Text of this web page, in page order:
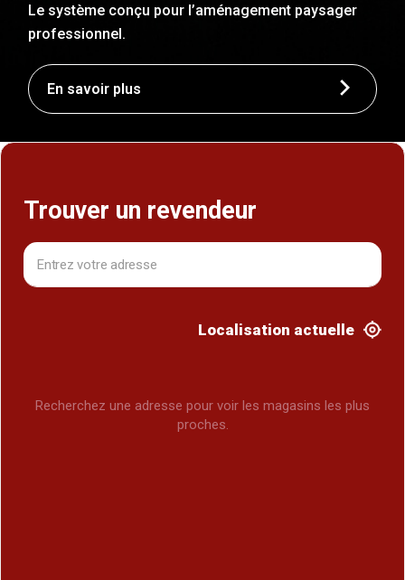
Le système conçu pour l’aménagement paysager
professionnel.
En savoir plus
Trouver un revendeur
Localisation actuelle
Recherchez une adresse pour voir les magasins les plus
proches.